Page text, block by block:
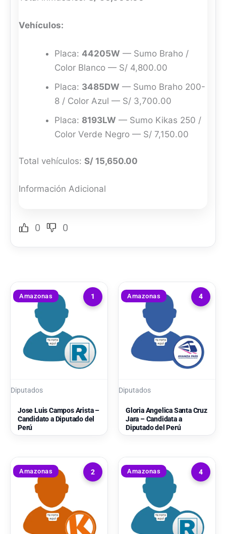
Vehículos:
Placa: 44205W — Sumo Braho /
Color Blanco — S/ 4,800.00
Placa: 3485DW — Sumo Braho 200-
8 / Color Azul — S/ 3,700.00
Placa: 8193LW — Sumo Kikas 250 /
Color Verde Negro — S/ 7,150.00
Total vehículos: S/ 15,650.00
Información Adicional
0 0
1
Amazonas
Diputados
Jose Luis Campos Arista –
Candidato a Diputado del
Perú
4
Amazonas
Diputados
Gloria Angelica Santa Cruz
Jara – Candidata a
Diputado del Perú
2
Amazonas 4
Amazonas